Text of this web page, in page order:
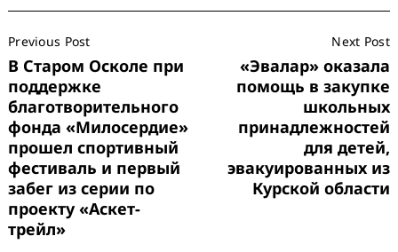
Navigation
Previous Post
В Старом Осколе при
поддержке
благотворительного
фонда «Милосердие»
прошел спортивный
фестиваль и первый
забег из серии по
проекту «Аскет-
трейл»
Next Post
«Эвалар» оказала
помощь в закупке
школьных
принадлежностей
для детей,
эвакуированных из
Курской области